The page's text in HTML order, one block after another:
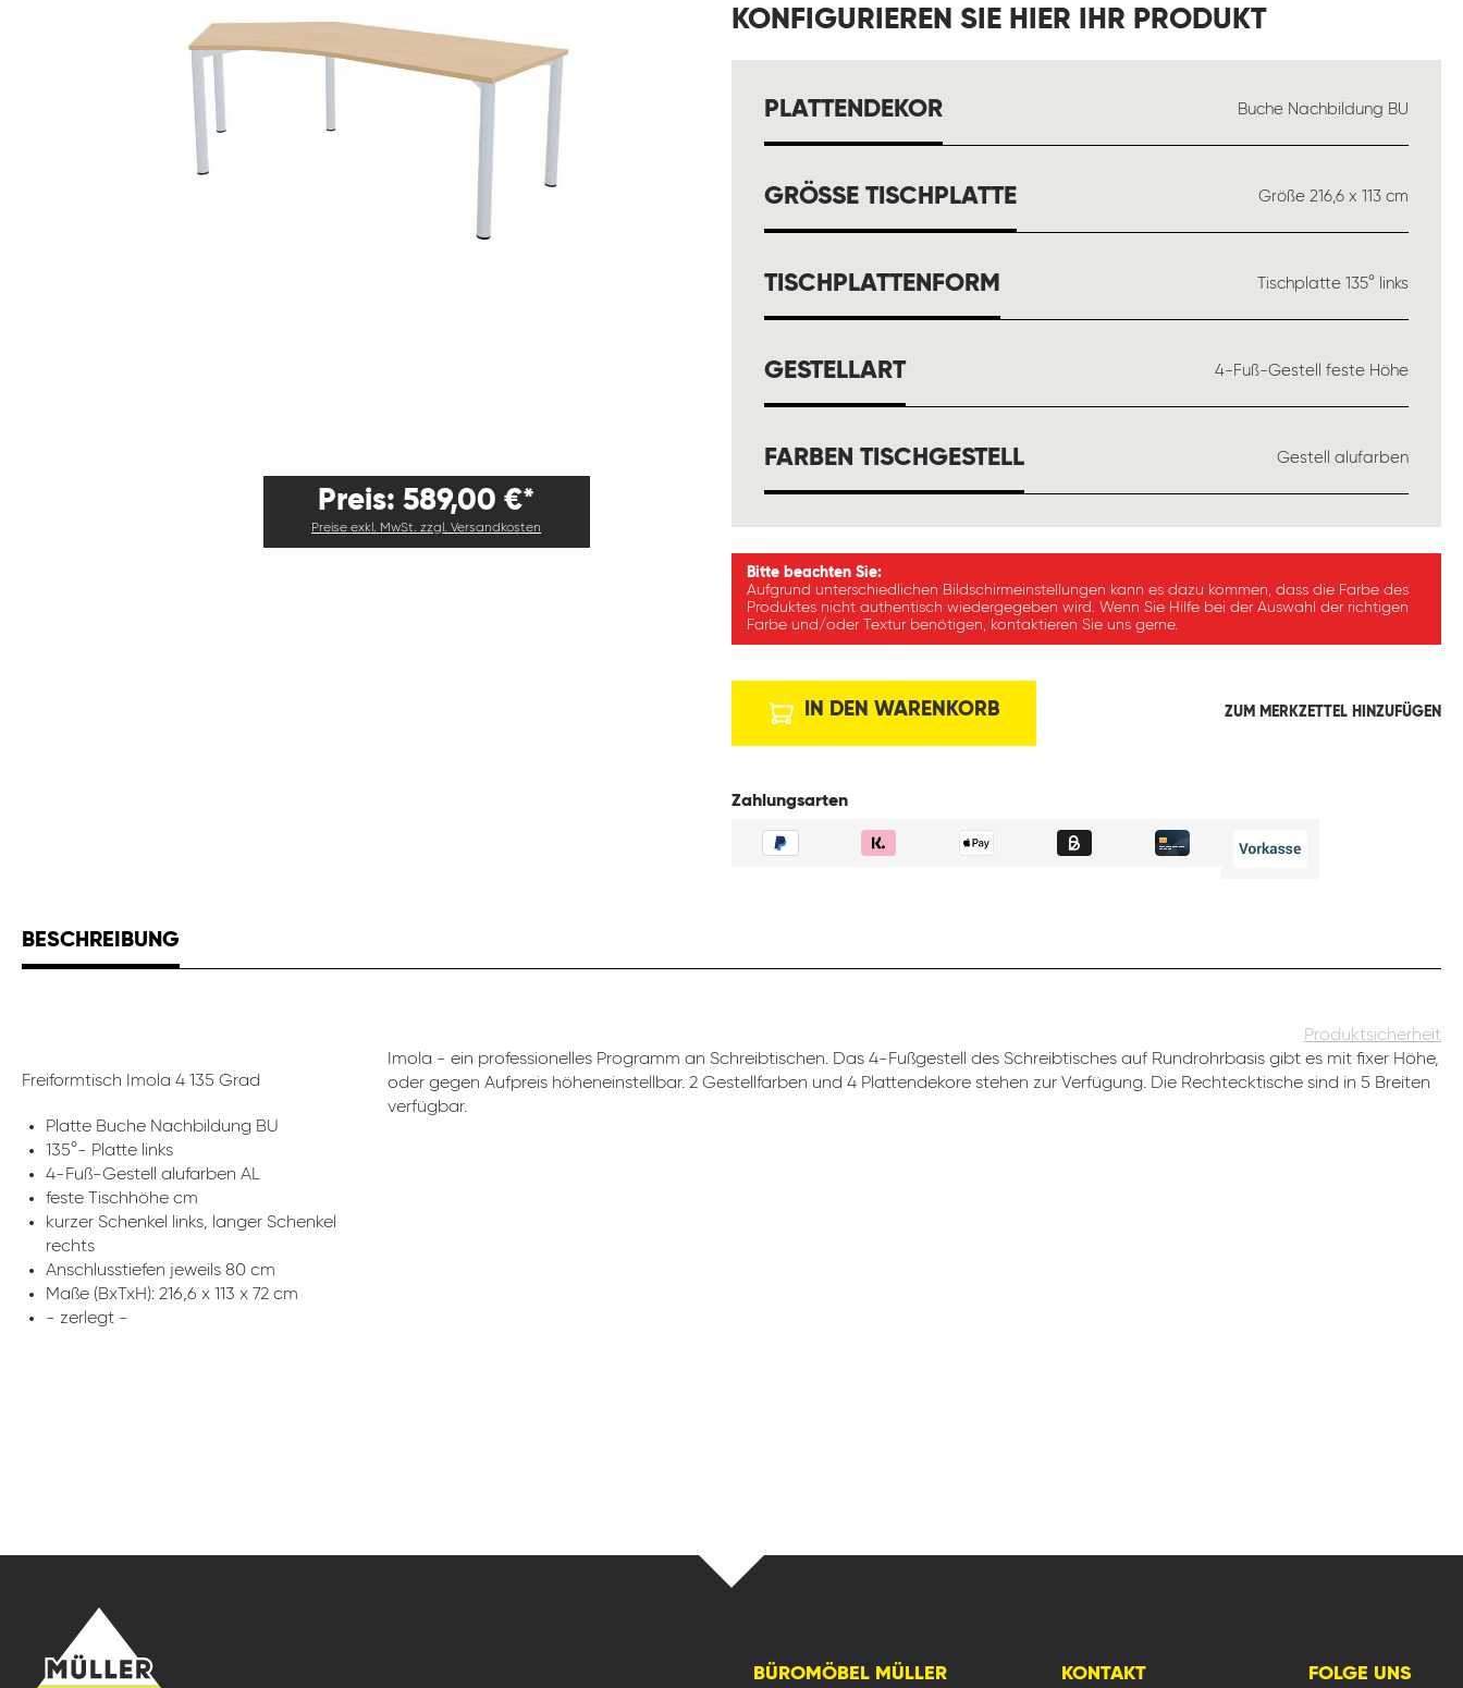
Preis: 589,00 €*
Preise exkl. MwSt. zzgl. Versandkosten
KONFIGURIEREN SIE HIER IHR PRODUKT
PLATTENDEKORAUSWÄHLEN Buche Nachbildung BU
GRÖSSE TISCHPLATTE AUSWÄHLEN Größe 216,6 x 113 cm
TISCHPLATTENFORM Tischplatte 135° links
GESTELLARTAUSWÄHLEN 4-Fuß-Gestell feste Höhe
FARBEN TISCHGESTELLAUSWÄHLEN Gestell alufarben
Bitte beachten Sie:
Aufgrund unterschiedlichen Bildschirmeinstellungen kann es dazu kommen, dass die Farbe des
Produktes nicht authentisch wiedergegeben wird. Wenn Sie Hilfe bei der Auswahl der richtigen
Farbe und/oder Textur benötigen, kontaktieren Sie uns gerne.
IN DEN WARENKORB ZUM MERKZETTEL HINZUFÜGEN
Zahlungsarten
BESCHREIBUNG
Produktsicherheit
Freiformtisch Imola 4 135 Grad
Platte Buche Nachbildung BU
135°- Platte links
4-Fuß-Gestell alufarben AL
feste Tischhöhe cm
kurzer Schenkel links, langer Schenkel
rechts
Anschlusstiefen jeweils 80 cm
Maße (BxTxH): 216,6 x 113 x 72 cm
- zerlegt -
Imola - ein professionelles Programm an Schreibtischen. Das 4-Fußgestell des Schreibtisches auf Rundrohrbasis gibt es mit fixer Höhe,
oder gegen Aufpreis höheneinstellbar. 2 Gestellfarben und 4 Plattendekore stehen zur Verfügung. Die Rechtecktische sind in 5 Breiten
verfügbar.
BÜROMÖBEL MÜLLER KONTAKT FOLGE UNS